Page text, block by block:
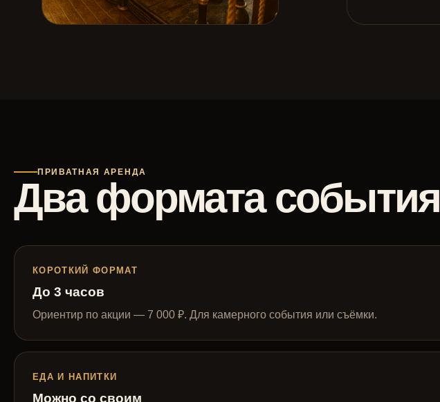
ПРИВАТНАЯ АРЕНДА
Два формата события
КОРОТКИЙ ФОРМАТ
До 3 часов
Ориентир по акции — 7 000 ₽. Для камерного события или съёмки.
ЕДА И НАПИТКИ
Можно со своим